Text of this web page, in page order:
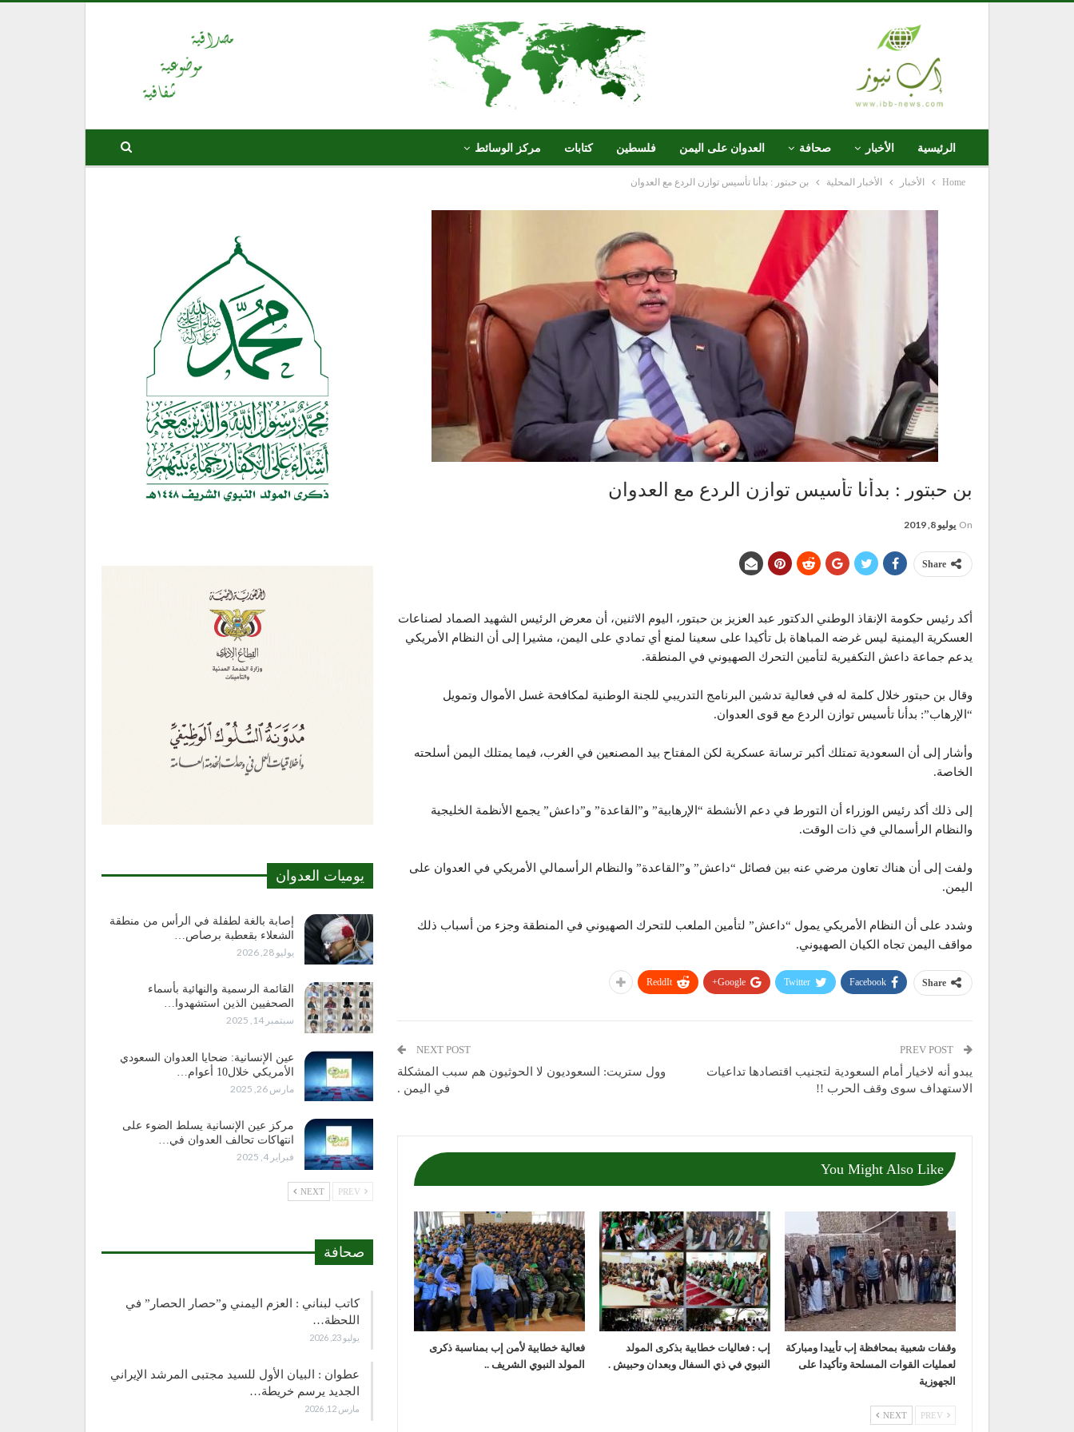
الرئيسية الأخبار صحافة العدوان على اليمن فلسطين كتابات مركز الوسائط
Home الأخبار الأخبار المحلية بن حبتور : بدأنا تأسيس توازن الردع مع العدوان
بن حبتور : بدأنا تأسيس توازن الردع مع العدوان
On يوليو 8, 2019
Share
أكد رئيس حكومة الإنقاذ الوطني الدكتور عبد العزيز بن حبتور، اليوم الاثنين، أن معرض الرئيس الشهيد الصماد لصناعات
العسكرية اليمنية ليس غرضه المباهاة بل تأكيدا على سعينا لمنع أي تمادي على اليمن، مشيرا إلى أن النظام الأمريكي
يدعم جماعة داعش التكفيرية لتأمين التحرك الصهيوني في المنطقة.
وقال بن حبتور خلال كلمة له في فعالية تدشين البرنامج التدريبي للجنة الوطنية لمكافحة غسل الأموال وتمويل
“الإرهاب”: بدأنا تأسيس توازن الردع مع قوى العدوان.
وأشار إلى أن السعودية تمتلك أكبر ترسانة عسكرية لكن المفتاح بيد المصنعين في الغرب، فيما يمتلك اليمن أسلحته
الخاصة.
إلى ذلك أكد رئيس الوزراء أن التورط في دعم الأنشطة “الإرهابية” و”القاعدة” و”داعش” يجمع الأنظمة الخليجية
والنظام الرأسمالي في ذات الوقت.
ولفت إلى أن هناك تعاون مرضي عنه بين فصائل “داعش” و”القاعدة” والنظام الرأسمالي الأمريكي في العدوان على
اليمن.
وشدد على أن النظام الأمريكي يمول “داعش” لتأمين الملعب للتحرك الصهيوني في المنطقة وجزء من أسباب ذلك
مواقف اليمن تجاه الكيان الصهيوني.
Share
Facebook
Twitter
Google+
ReddIt
يبدو أنه لاخيار أمام السعودية لتجنيب اقتصادها تداعيات
الاستهداف سوى وقف الحرب !!
NEXT POST
وول ستريت: السعوديون لا الحوثيون هم سبب المشكلة
في اليمن .
You Might Also Like
وقفات شعبية بمحافظة إب تأييدا ومباركة
لعمليات القوات المسلحة وتأكيدا على
الجهوزية
إب : فعاليات خطابية بذكرى المولد
النبوي في ذي السفال وبعدان وحبيش .
فعالية خطابية لأمن إب بمناسبة ذكرى
المولد النبوي الشريف ..
NEXT
يوميات العدوان
إصابة بالغة لطفلة في الرأس من منطقة
الشعلاء بقعطبة برصاص…
يوليو 28, 2026
القائمة الرسمية والنهائية بأسماء
الصحفيين الذين استشهدوا…
سبتمبر 14, 2025
عين الإنسانية: ضحايا العدوان السعودي
الأمريكي خلال10 أعوام…
مارس 26, 2025
مركز عين الإنسانية يسلط الضوء على
انتهاكات تحالف العدوان في…
فبراير 4, 2025
NEXT
صحافة
كاتب لبناني : العزم اليمني و”حصار الحصار” في
اللحظة…
يوليو 23, 2026
عطوان : البيان الأول للسيد مجتبى المرشد الإيراني
الجديد يرسم خريطة…
مارس 12, 2026